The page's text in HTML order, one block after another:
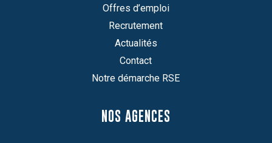
Offres d’emploi
Recrutement
Actualités
Contact
Notre démarche RSE
NOS AGENCES